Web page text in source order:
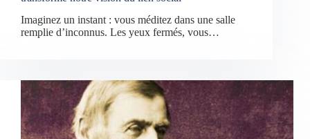
Imaginez un instant : vous méditez dans une salle
remplie d’inconnus. Les yeux fermés, vous…